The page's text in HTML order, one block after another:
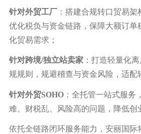
针对外贸工厂：搭建合规转口贸易架
优化税负与资金链路，保障大额订单
化贸易需求；
针对跨境/独立站卖家：打造轻量化
规规则，规避稽查与资金风险，适配
针对外贸SOHO：全托管一站式服务
难、财税乱、风险高的问题，降低创
依托全链路闭环服务能力，安丽国际